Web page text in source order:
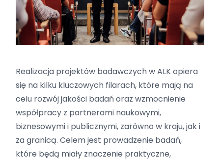
Realizacja projektów badawczych w ALK opiera
się na kilku kluczowych filarach, które mają na
celu rozwój jakości badań oraz wzmocnienie
współpracy z partnerami naukowymi,
biznesowymi i publicznymi, zarówno w kraju, jak i
za granicą. Celem jest prowadzenie badań,
które będą miały znaczenie praktyczne,